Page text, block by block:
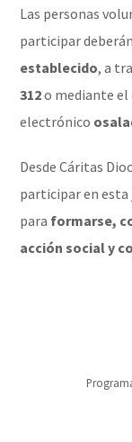
Las personas
participar deberán
establecido, a
312o mediante el
electrónico
Desde Cáritas
participar en esta
para formarse,
acción social y